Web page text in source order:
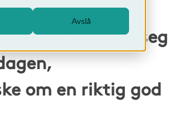
Avslå
å ta med seg
om en riktig god